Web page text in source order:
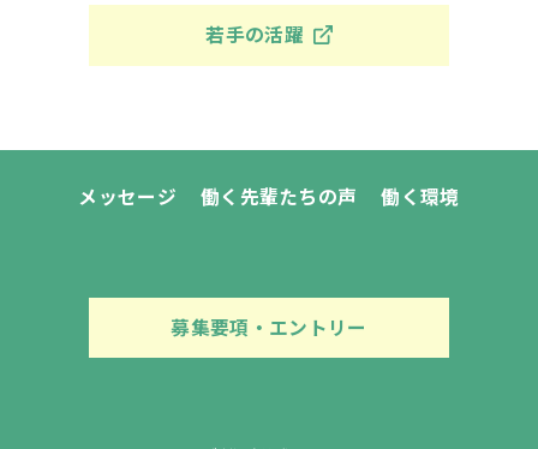
若手の活躍
メッセージ 働く先輩たちの声 働く環境
募集要項・エントリー